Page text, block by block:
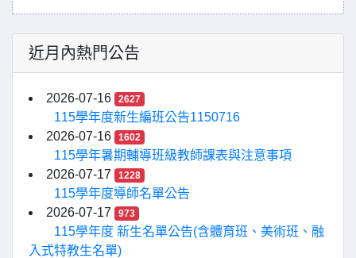
近月內熱門公告
2026-07-16 2627
115學年度新生編班公告1150716
2026-07-16
1602
115學年暑期輔導班級教師課表與注意事項
2026-07-17
1228
115學年度導師名單公告
2026-07-17
973
115學年度 新生名單公告(含體育班、美術班、融
入式特教生名單)